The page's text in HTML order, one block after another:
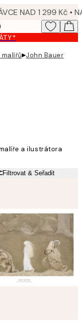
▸John Bauer
a ilustrátora
vydání „Mezi
Filtrovat & Seřadit